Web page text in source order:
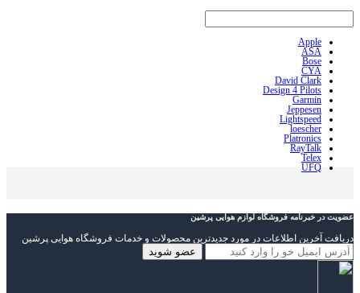
Apple
ASA
Bose
CYA
David Clark
Design 4 Pilots
Garmin
Jeppesen
Lightspeed
loescher
Platronics
RayTalk
Telex
UFQ
عضویت در خبرنامه فروشگاه لوازم هوایی پرشین
دریافت آخرین اطلاعات در مورد جدیدترین محصولات و خدمات فروشگاه هوایی پرشین